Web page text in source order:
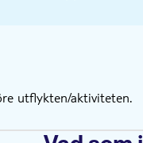
utflykten/aktiviteten.